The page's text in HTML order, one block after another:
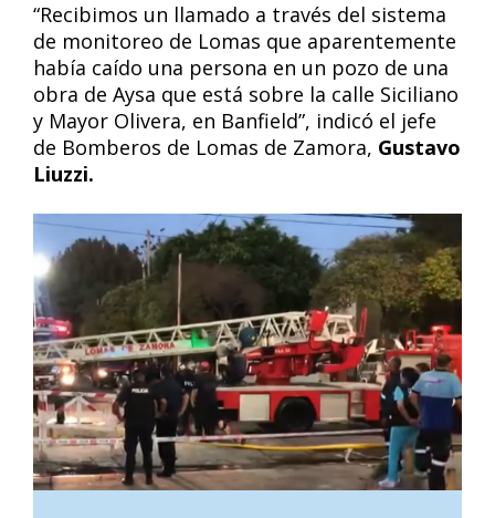
“Recibimos un llamado a través del sistema
de monitoreo de Lomas que aparentemente
había caído una persona en un pozo de una
obra de Aysa que está sobre la calle Siciliano
y Mayor Olivera, en Banfield”, indicó el jefe
de Bomberos de Lomas de Zamora, Gustavo
Liuzzi.